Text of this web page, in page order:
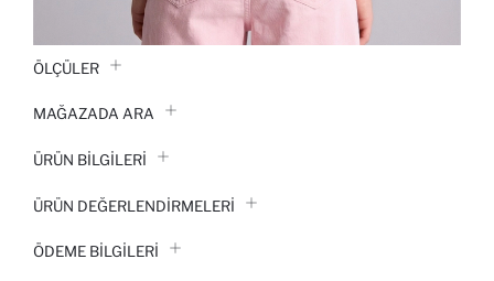
ÖLÇÜLER
MAĞAZADA ARA
ÜRÜN BILGILERI
ÜRÜN DEĞERLENDİRMELERİ
ÖDEME BİLGİLERİ